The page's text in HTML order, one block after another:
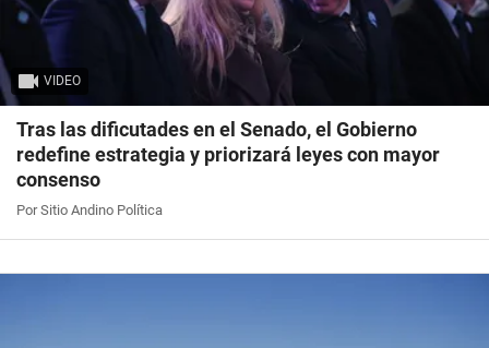
VIDEO
Tras las dificutades en el Senado, el Gobierno
redefine estrategia y priorizará leyes con mayor
consenso
Por Sitio Andino Política